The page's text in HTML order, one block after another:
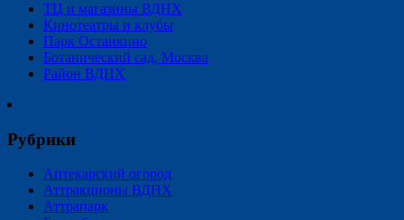
ТЦ и магазины ВДНХ
Кинотеатры и клубы
Парк Останкино
Ботанический сад, Москва
Район ВДНХ
Рубрики
Аптекарский огород
Аттракционы ВДНХ
Аттрапарк